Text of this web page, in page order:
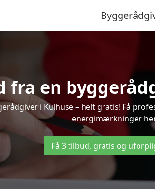
fra en
i Kulhuse – helt gratis! Få
energimærkninger
Få 3 tilbud, gratis og